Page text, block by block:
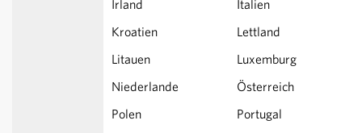
Irland
Italien
Kroatien
Lettland
Litauen
Luxemburg
Niederlande
Österreich
Polen
Portugal